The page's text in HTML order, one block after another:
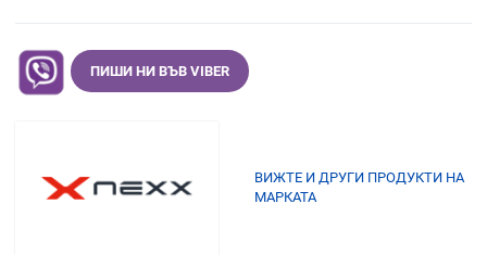
ПИШИ НИ ВЪВ VIBER
ВИЖТЕ И ДРУГИ ПРОДУКТИ НА
МАРКАТА